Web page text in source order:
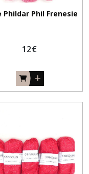
Phildar Phil Frenesie
12€